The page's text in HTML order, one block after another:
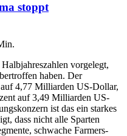
stoppt
vorgelegt,
haben. Der
4,77 Milliarden US-Dollar,
auf 3,49 Milliarden US-
ist das ein starkes
dass nicht alle Sparten
schwache Farmers-